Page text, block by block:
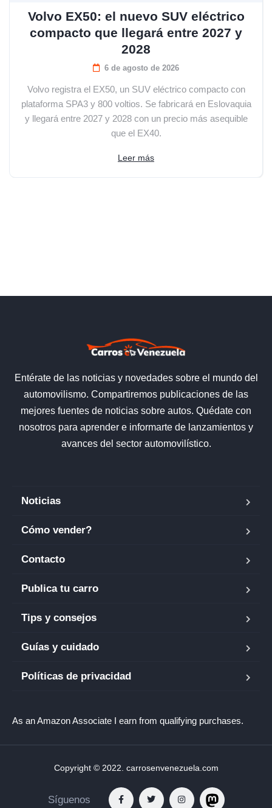
Volvo EX50: el nuevo SUV eléctrico
compacto que llegará entre 2027 y
2028
6 de agosto de 2026
Volvo registra el EX50, un SUV eléctrico compacto con
plataforma SPA3 y 800 voltios. Se fabricará en Eslovaquia
y llegará entre 2027 y 2028 con un precio más asequible
que el EX40.
Leer más
Entérate de las noticias y novedades sobre el mundo del
automovilismo. Compartiremos publicaciones de las
mejores fuentes de noticias sobre autos. Quédate con
nosotros para aprender e informarte de lanzamientos y
avances del sector automovilístico.
Noticias
Cómo vender?
Contacto
Publica tu carro
Tips y consejos
Guías y cuidado
Políticas de privacidad
As an Amazon Associate I earn from qualifying purchases.
Copyright © 2022. carrosenvenezuela.com
Síguenos